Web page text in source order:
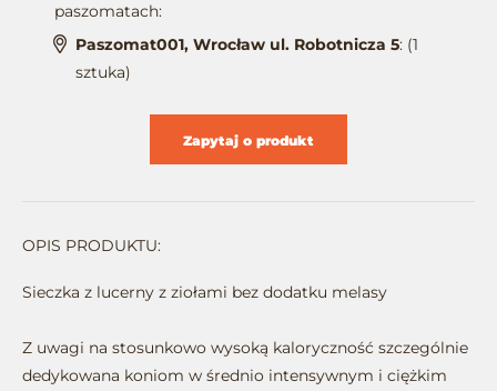
paszomatach:
Paszomat001, Wrocław ul. Robotnicza 5: (1
sztuka)
Zapytaj o produkt
OPIS PRODUKTU:
Sieczka z lucerny z ziołami bez dodatku melasy
Z uwagi na stosunkowo wysoką kaloryczność szczególnie
dedykowana koniom w średnio intensywnym i ciężkim